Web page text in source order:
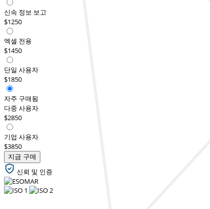
신속 정보 보고
$1250
엑셀 전용
$1450
단일 사용자
$1850
자주 구매됨
다중 사용자
$2850
기업 사용자
$3850
지금 구매
신뢰 및 인증